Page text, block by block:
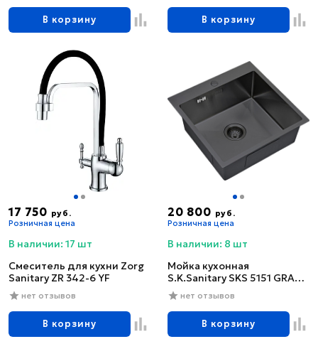
В корзину В корзину
17 750 руб.
Розничная цена
В наличии: 17 шт
Смеситель для кухни Zorg
Sanitary ZR 342-6 YF
нет отзывов
В корзину
20 800 руб.
Розничная цена
В наличии: 8 шт
Мойка кухонная
S.K.Sanitary SKS 5151 GRAFIT
с сифоном
нет отзывов
В корзину